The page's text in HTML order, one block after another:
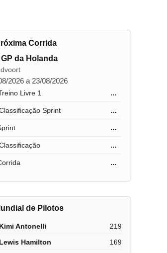
Corrida
GP da Holanda
2026 a 23/08/2026
Livre 1 ...
Sprint ...
...
...
...
de Pilotos
Kimi Antonelli 219
Lewis Hamilton 169